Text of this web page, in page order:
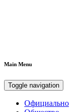
Main Menu
Toggle navigation
Официально